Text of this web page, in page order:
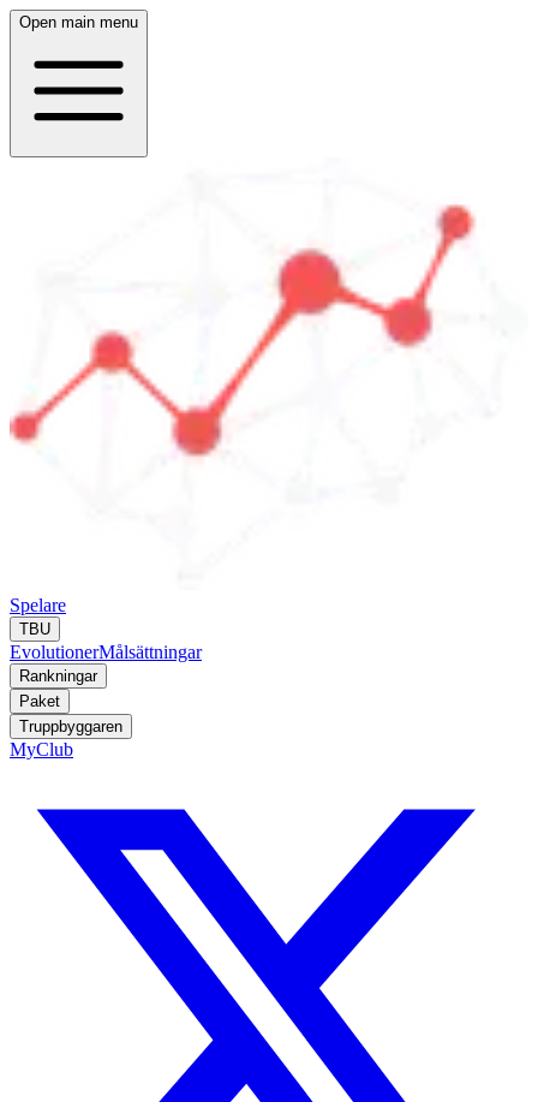
Open main menu
Spelare
TBU
EvolutionerMålsättningar
Rankningar
Paket
Truppbyggaren
MyClub